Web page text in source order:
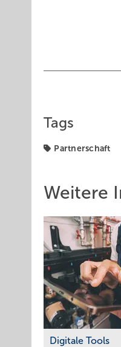
Tags
Partnerschaft
Weitere
Digitale Tools